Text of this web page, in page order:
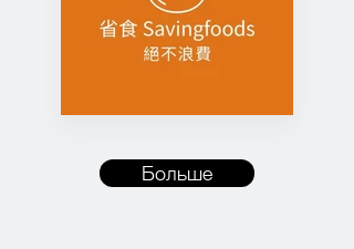
Больше